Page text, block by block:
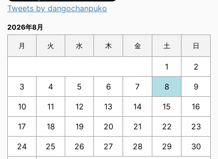
Tweets by dangochanpuko
2026年8月
月 火 水 木 金 土 日
1 2
3 4 5 6 7 8 9
10 11 12 13 14 15 16
17 18 19 20 21 22 23
24 25 26 27 28 29 30